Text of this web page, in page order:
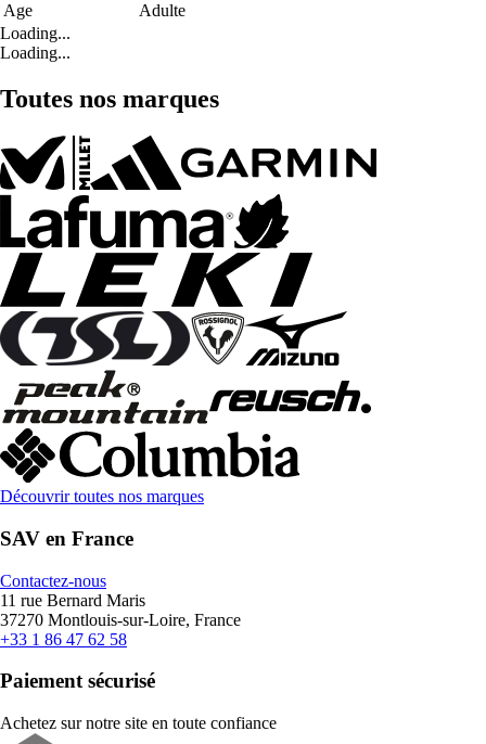
Age
Adulte
Loading...
Loading...
Toutes nos marques
Découvrir toutes nos marques
SAV en France
Contactez-nous
11 rue Bernard Maris
37270 Montlouis-sur-Loire, France
+33 1 86 47 62 58
Paiement sécurisé
Achetez sur notre site en toute confiance